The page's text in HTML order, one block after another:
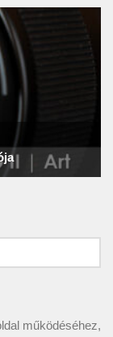
működéséhez,